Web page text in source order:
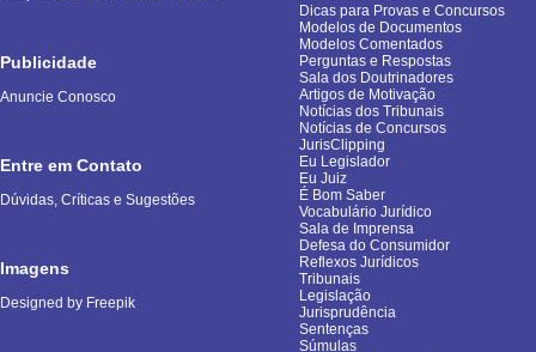
Publicidade
Anuncie Conosco
Entre em Contato
Dúvidas, Críticas e Sugestões
Imagens
Designed by Freepik
Dicas para Provas e Concursos
Modelos de Documentos
Modelos Comentados
Perguntas e Respostas
Sala dos Doutrinadores
Artigos de Motivação
Notícias dos Tribunais
Notícias de Concursos
JurisClipping
Eu Legislador
Eu Juiz
É Bom Saber
Vocabulário Jurídico
Sala de Imprensa
Defesa do Consumidor
Reflexos Jurídicos
Tribunais
Legislação
Jurisprudência
Sentenças
Súmulas